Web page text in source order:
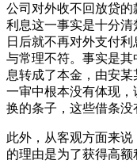
公司对外收不回放贷
利息这一事实是十分清
日后就不再对外支付
与常理不符。事实是其
息转成了本金，由安
一审中根本没有体现
换的条子，这些借条没
此外，从客观方面来
的理由是为了获得高